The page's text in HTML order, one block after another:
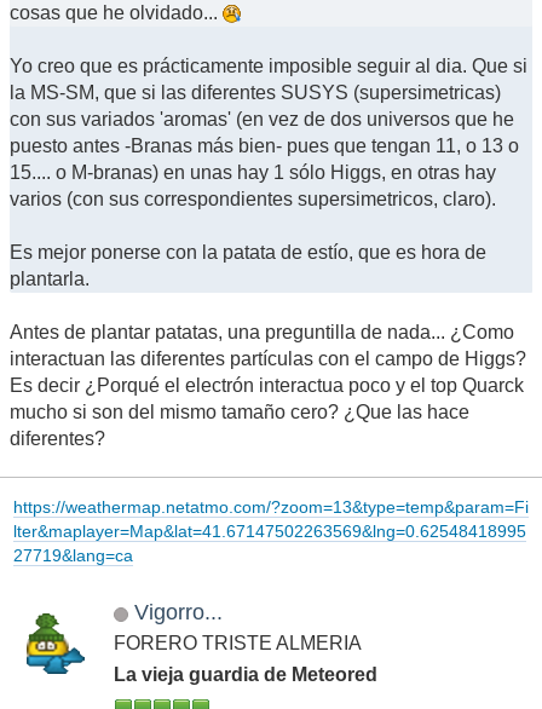
cosas que he olvidado...
Yo creo que es prácticamente imposible seguir al dia. Que si
la MS-SM, que si las diferentes SUSYS (supersimetricas)
con sus variados 'aromas' (en vez de dos universos que he
puesto antes -Branas más bien- pues que tengan 11, o 13 o
15.... o M-branas) en unas hay 1 sólo Higgs, en otras hay
varios (con sus correspondientes supersimetricos, claro).
Es mejor ponerse con la patata de estío, que es hora de
plantarla.
Antes de plantar patatas, una preguntilla de nada... ¿Como
interactuan las diferentes partículas con el campo de Higgs?
Es decir ¿Porqué el electrón interactua poco y el top Quarck
mucho si son del mismo tamaño cero? ¿Que las hace
diferentes?
https://weathermap.netatmo.com/?zoom=13&type=temp&param=Fi
lter&maplayer=Map&lat=41.67147502263569&lng=0.62548418995
27719&lang=ca
Vigorro...
FORERO TRISTE ALMERIA
La vieja guardia de Meteored